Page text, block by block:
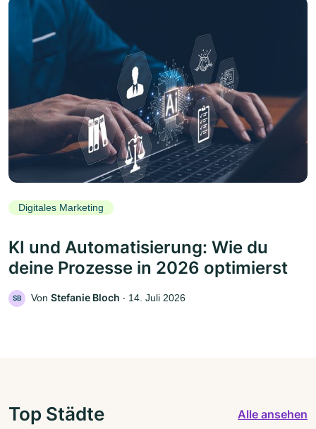
Digitales Marketing
KI und Automatisierung: Wie du
deine Prozesse in 2026 optimierst
SB Von Stefanie Bloch ‧ 14. Juli 2026
Top Städte Alle ansehen